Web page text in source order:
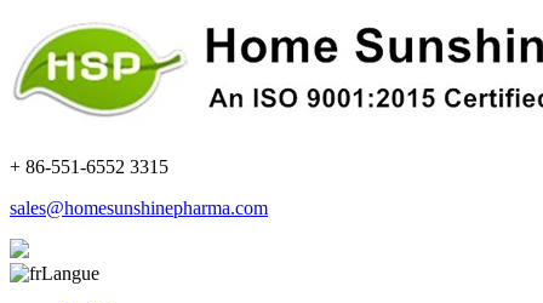
+ 86-551-6552 3315
sales@homesunshinepharma.com
Langue